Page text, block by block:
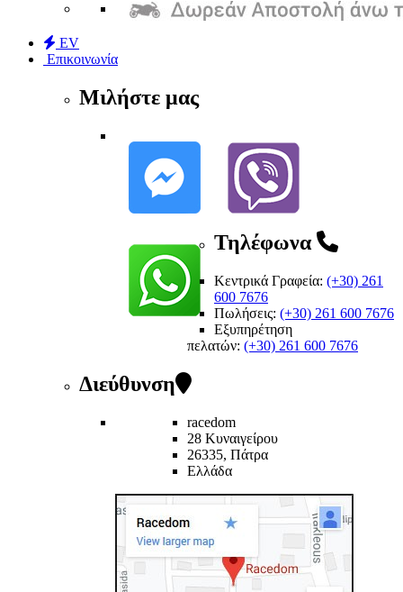
EV
Επικοινωνία
Μιλήστε μας
Τηλέφωνα
Κεντρικά Γραφεία: (+30) 261
600 7676
Πωλήσεις: (+30) 261 600 7676
Εξυπηρέτηση
πελατών: (+30) 261 600 7676
Διεύθυνση
racedom
28 Κυναιγείρου
26335, Πάτρα
Ελλάδα